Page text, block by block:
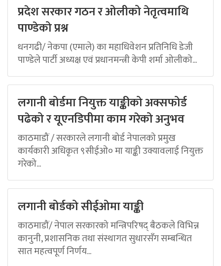
प्रदेश सरकार गठन र ओलीको नेतृत्वमाथि
पाण्डेको प्रश्न
धनगढी/ नेकपा (एमाले) का महाधिवेशन प्रतिनिधि डेजी
पाण्डेले पार्टी अध्यक्ष एवं प्रधानमन्त्री केपी शर्मा ओलीको...
लगानी बोर्डमा नियुक्त याङ्कीको अक्सफोर्ड
पढेको र यूएनडिपीमा काम गरेको अनुभव
काठमाडौं / सरकारले लगानी बोर्ड नेपालको प्रमुख
कार्यकारी अधिकृत ९सीईओ० मा याङ्की उक्यावलाई नियुक्त
गरेको...
लगानी बोर्डको सीईओमा याङ्की
काठमाडौं/ नेपाल सरकारको मन्त्रिपरिषद् बैठकले विभिन्न
कानुनी, प्रशासनिक तथा संस्थागत सुधारसँग सम्बन्धित
सात महत्वपूर्ण निर्णय...